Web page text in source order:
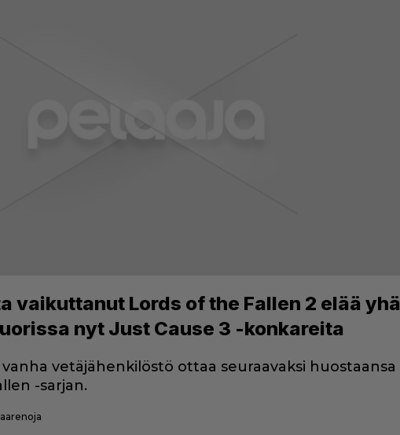
vaikuttanut Lords of the Fallen 2 elää yhä
nyt Just Cause 3 -konkareita
vetäjähenkilöstö ottaa seuraavaksi huostaansa
-sarjan.